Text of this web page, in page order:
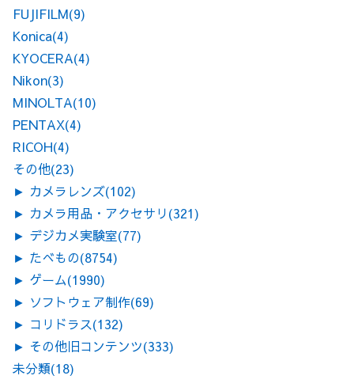
FUJIFILM(9)
Konica(4)
KYOCERA(4)
Nikon(3)
MINOLTA(10)
PENTAX(4)
RICOH(4)
その他(23)
► カメラレンズ(102)
► カメラ用品・アクセサリ(321)
► デジカメ実験室(77)
► たべもの(8754)
► ゲーム(1990)
► ソフトウェア制作(69)
► コリドラス(132)
► その他旧コンテンツ(333)
未分類(18)